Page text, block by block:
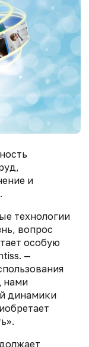
и
технологии
вопрос
особую
—
нами
динамики